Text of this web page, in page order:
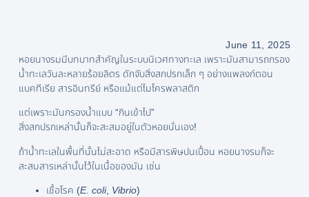
June 11, 2025
หอยนางรมมีบทบาทสำคัญในระบบนิเวศทางทะเล เพราะมันสามารถกรอง
น้ำทะเลวันละหลายร้อยลิตร ดักจับสิ่งสกปรกเล็ก ๆ อย่างแพลงก์ตอน
แบคทีเรีย สารอินทรีย์ หรือแม้แต่ไมโครพลาสติก
แต่เพราะมันกรองน้ำแบบ “กินเข้าไป”
สิ่งสกปรกเหล่านั้นก็จะสะสมอยู่ในตัวหอยนั่นเอง!
ถ้าน้ำทะเลในพื้นที่นั้นไม่สะอาด หรือมีสารพิษปนเปื้อน หอยนางรมก็จะ
สะสมสารเหล่านั้นไว้ในเนื้อของมัน เช่น
เชื้อโรค (E. coli, Vibrio)